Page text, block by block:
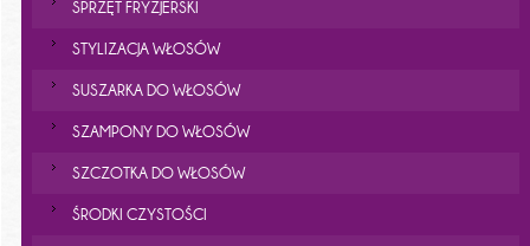
SPRZĘT FRYZJERSKI
STYLIZACJA WŁOSÓW
SUSZARKA DO WŁOSÓW
SZAMPONY DO WŁOSÓW
SZCZOTKA DO WŁOSÓW
ŚRODKI CZYSTOŚCI